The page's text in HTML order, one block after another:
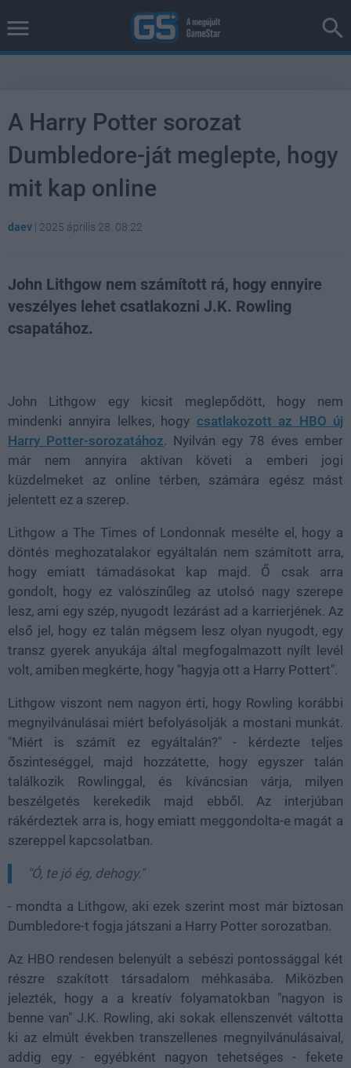
A Harry Potter sorozat
Dumbledore-ját meglepte, hogy
mit kap online
daev | 2025 április 28. 08:22
John Lithgow nem számított rá, hogy ennyire
veszélyes lehet csatlakozni J.K. Rowling
csapatához.
John Lithgow egy kicsit meglepődött, hogy nem
mindenki annyira lelkes, hogy csatlakozott az HBO új
Harry Potter-sorozatához. Nyilván egy 78 éves ember
már nem annyira aktívan követi a emberi jogi
küzdelmeket az online térben, számára egész mást
jelentett ez a szerep.
Lithgow a The Times of Londonnak mesélte el, hogy a
döntés meghozatalakor egyáltalán nem számított arra,
hogy emiatt támadásokat kap majd. Ő csak arra
gondolt, hogy ez valószínűleg az utolsó nagy szerepe
lesz, ami egy szép, nyugodt lezárást ad a karrierjének. Az
első jel, hogy ez talán mégsem lesz olyan nyugodt, egy
transz gyerek anyukája által megfogalmazott nyílt levél
volt, amiben megkérte, hogy "hagyja ott a Harry Pottert".
Lithgow viszont nem nagyon érti, hogy Rowling korábbi
megnyilvánulásai miért befolyásolják a mostani munkát.
"Miért is számít ez egyáltalán?" - kérdezte teljes
őszinteséggel, majd hozzátette, hogy egyszer talán
találkozik Rowlinggal, és kíváncsian várja, milyen
beszélgetés kerekedik majd ebből. Az interjúban
rákérdeztek arra is, hogy emiatt meggondolta-e magát a
szereppel kapcsolatban.
"Ó, te jó ég, dehogy."
- mondta a Lithgow, aki ezek szerint most már biztosan
Dumbledore-t fogja játszani a Harry Potter sorozatban.
Az HBO rendesen belenyúlt a sebészi pontossággal két
részre szakított társadalom méhkasába. Miközben
jelezték, hogy a a kreatív folyamatokban "nagyon is
benne van" J.K. Rowling, aki sokak ellenszenvét váltotta
ki az elmúlt években transzellenes megnyilvánulásaival,
addig egy - egyébként nagyon tehetséges - fekete